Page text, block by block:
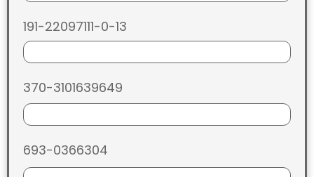
191-22097111-0-13
370-3101639649
693-0366304